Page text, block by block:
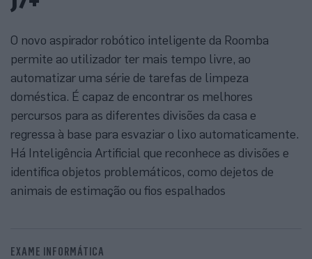
O novo aspirador robótico inteligente da Roomba
permite ao utilizador ter mais tempo livre, ao
automatizar uma série de tarefas de limpeza
doméstica. É capaz de encontrar os melhores
percursos para as diferentes divisões da casa e
regressa à base para esvaziar o lixo automaticamente.
Há Inteligência Artificial que reconhece as divisões e
identifica objetos problemáticos, como dejetos de
animais de estimação ou fios espalhados
EXAME INFORMÁTICA